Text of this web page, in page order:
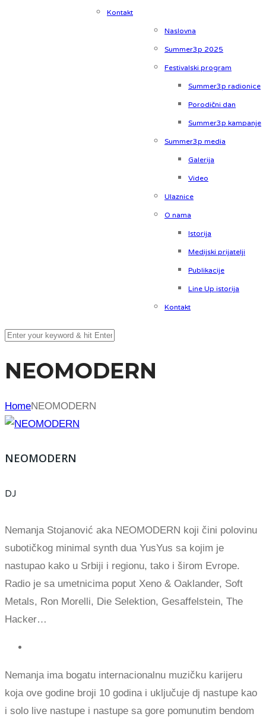
Kontakt
Naslovna
Summer3p 2025
Festivalski program
Summer3p radionice
Porodični dan
Summer3p kampanje
Summer3p media
Galerija
Video
Ulaznice
O nama
Istorija
Medijski prijatelji
Publikacije
Line Up istorija
Kontakt
NEOMODERN
HomeNEOMODERN
NEOMODERN
DJ
Nemanja Stojanović aka NEOMODERN koji čini polovinu
subotičkog minimal synth dua YusYus sa kojim je
nastupao kako u Srbiji i regionu, tako i širom Evrope.
Radio je sa umetnicima poput Xeno & Oaklander, Soft
Metals, Ron Morelli, Die Selektion, Gesaffelstein, The
Hacker…
Nemanja ima bogatu internacionalnu muzičku karijeru
koja ove godine broji 10 godina i uključuje dj nastupe kao
i solo live nastupe i nastupe sa gore pomunutim bendom